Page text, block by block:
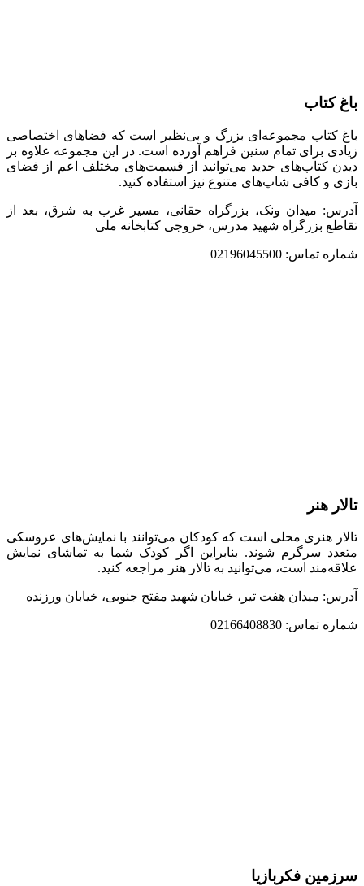
باغ کتاب
باغ کتاب مجموعه‌ای بزرگ و بی‌نظیر است که فضاهای اختصاصی
زیادی برای تمام سنین فراهم آورده است. در این مجموعه علاوه بر
دیدن کتاب‌های جدید می‌توانید از قسمت‌های مختلف اعم از فضای
بازی و کافی‌ شاپ‌های متنوع نیز استفاده کنید.
آدرس: میدان ونک، بزرگراه حقانی، مسیر غرب به شرق، بعد از
تقاطع بزرگراه شهید مدرس، خروجی کتابخانه ملی
شماره تماس: 02196045500
تالار هنر
تالار هنری محلی است که کودکان می‌توانند با نمایش‌های عروسکی
متعدد سرگرم شوند. بنابراین اگر کودک شما به تماشای نمایش
علاقه‌مند است، می‌توانید به تالار هنر مراجعه کنید.
آدرس: میدان هفت تیر، خیابان شهید مفتح جنوبی، خیابان ورزنده
شماره تماس: 02166408830
سرزمین فکربازیا